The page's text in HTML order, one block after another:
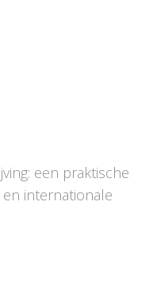
merk
een praktische
internationale